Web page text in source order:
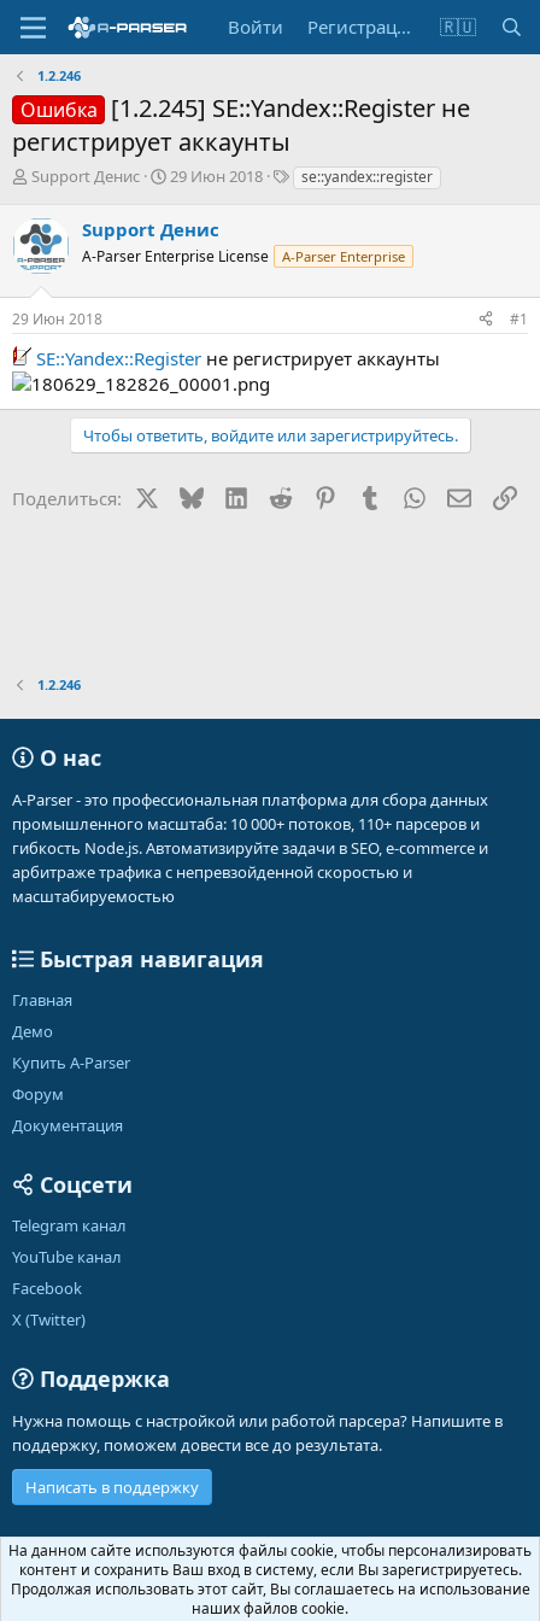
Войти Регистрация 🇷🇺
1.2.246
Ошибка [1.2.245] SE::Yandex::Register не
регистрирует аккаунты
А
т
о
р
е
м
ы
Support Денис
Д
а
н
ч
а
29 Июн 2018
Т
и
se::yandex::register
Support Денис
A-Parser Enterprise License A-Parser Enterprise
29 Июн 2018 #1
SE::Yandex::Register не регистрирует аккаунты
Чтобы ответить, войдите или зарегистрируйтесь.
Поделиться: BlueskyLinkedIn
Reddit PinterestTumblr WhatsApp
1.2.246
О нас
A-Parser - это профессиональная платформа для сбора данных
промышленного масштаба: 10 000+ потоков, 110+ парсеров и
гибкость Node.js. Автоматизируйте задачи в SEO, e-commerce и
арбитраже трафика с непревзойденной скоростью и
масштабируемостью
Быстрая навигация
Главная
Демо
Купить A-Parser
Форум
Документация
Соцсети
Telegram канал
YouTube канал
Facebook
X (Twitter)
Поддержка
Нужна помощь с настройкой или работой парсера? Напишите в
поддержку, поможем довести все до результата.
Написать в поддержку
Russian (RU)
Обратная связь
Условия и правила
Политика конфиденциальности
Помощь
На данном сайте используются файлы cookie, чтобы персонализировать
контент и сохранить Ваш вход в систему, если Вы зарегистрируетесь.
Продолжая использовать этот сайт, Вы соглашаетесь на использование
наших файлов cookie.